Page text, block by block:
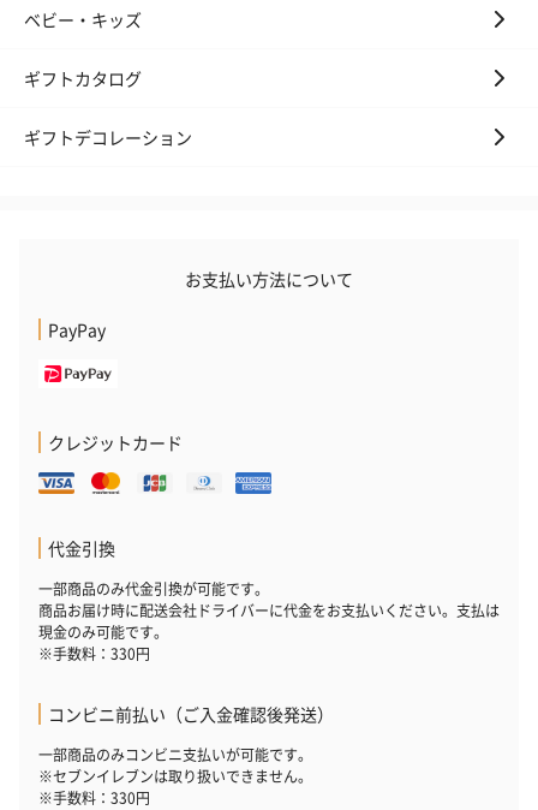
のオイル漬（981円）
しょっつるナ
ベビー・キッズ
ギフトカタログ
ギフトデコレーション
お支払い方法について
PayPay
クレジットカード
代金引換
一部商品のみ代金引換が可能です。
商品お届け時に配送会社ドライバーに代金をお支払いください。支払は
現金のみ可能です。
※手数料：330円
コンビニ前払い（ご入金確認後発送）
一部商品のみコンビニ支払いが可能です。
※セブンイレブンは取り扱いできません。
※手数料：330円